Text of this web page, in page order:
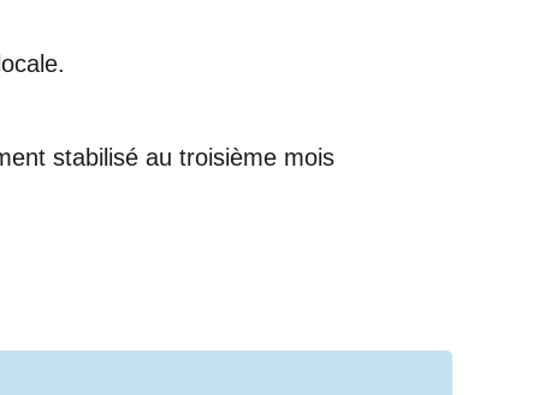
stabilisé au troisième mois